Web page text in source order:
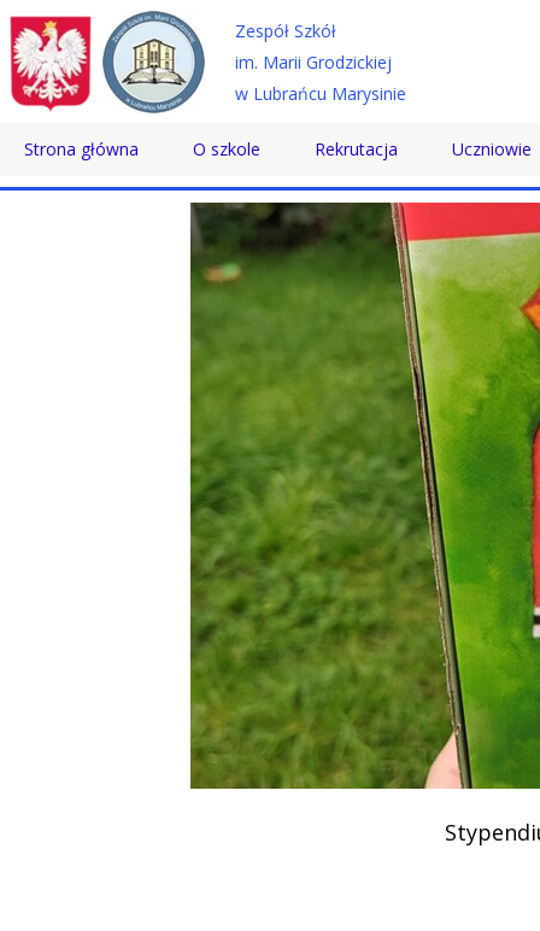
Strona główna O szkole
Historia
Patron
Nauczyciele
Absolwenci
Certyfikaty
Podziękowania
Programy
Porozumienia
Rekrutacja
Technikum
Szkoła Branżowa
Szkoła Policealna
Uczniowie
Samorząd
Pomoc
Biblioteka
Zespół Szkół
im. Marii Grodzickiej
w Lubrańcu Marysinie